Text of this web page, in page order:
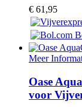
€ 61,95
Meer
Oase
voor